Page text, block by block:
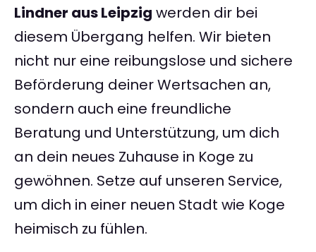
Lindner aus Leipzig werden dir bei
diesem Übergang helfen. Wir bieten
nicht nur eine reibungslose und sichere
Beförderung deiner Wertsachen an,
sondern auch eine freundliche
Beratung und Unterstützung, um dich
an dein neues Zuhause in Koge zu
gewöhnen. Setze auf unseren Service,
um dich in einer neuen Stadt wie Koge
heimisch zu fühlen.